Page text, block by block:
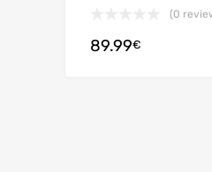
(0
89.99€